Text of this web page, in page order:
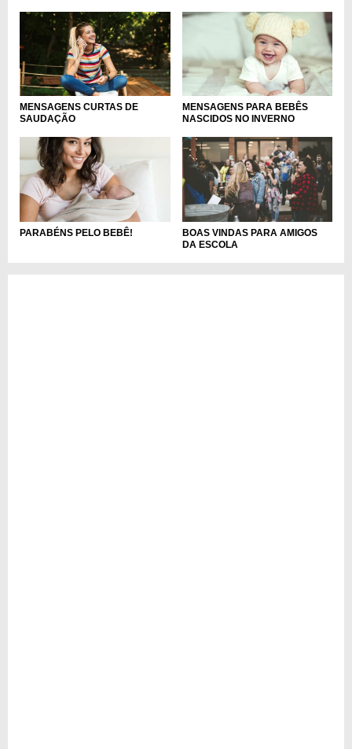
MENSAGENS CURTAS DE
SAUDAÇÃO
MENSAGENS PARA BEBÊS
NASCIDOS NO INVERNO
PARABÉNS PELO BEBÊ!
BOAS VINDAS PARA AMIGOS
DA ESCOLA